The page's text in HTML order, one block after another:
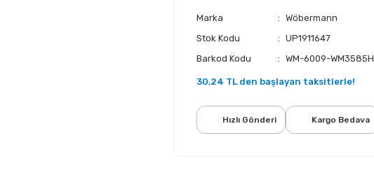
Marka
Wöbermann
Stok Kodu
UP1911647
Barkod Kodu
WM-6009-WM3585H
30,24 TL den başlayan taksitlerle!
Hızlı Gönderi Kargo Bedava